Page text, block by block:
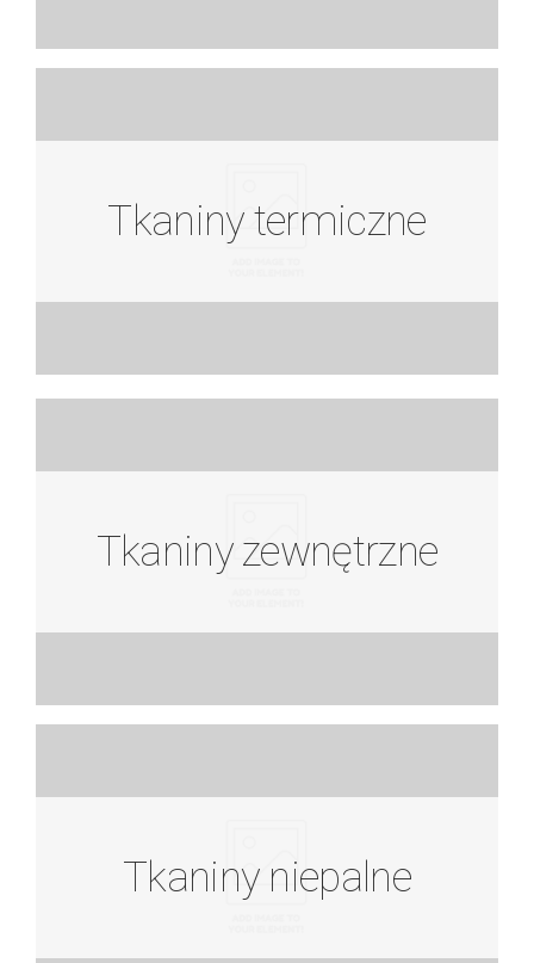
Tkaniny termiczne
Tkaniny termiczne
Tkaniny zewnętrzne
Tkaniny zewnętrzne
Tkaniny niepalne
Tkaniny niepalne